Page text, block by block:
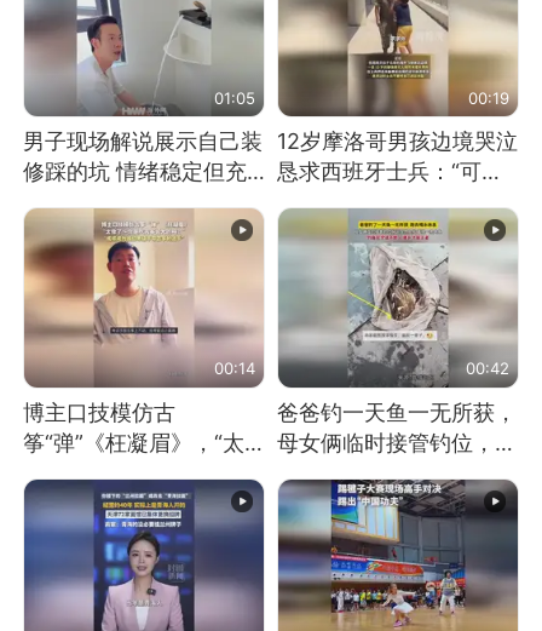
01:05
男子现场解说展示自己装
修踩的坑 情绪稳定但充
计 但每处都有瑕疵 网
友：一开始我没笑 但看
到洗手盆我没绷住
00:19
12岁摩洛哥男孩边境哭泣
恳求西班牙士兵：“可不
00:14
博主口技模仿古
筝“弹”《枉凝眉》，“太
吗？”“或将成为首位考级
不带古筝的选手。”（来
源：新华每日电讯）
00:42
爸爸钓一天鱼一无所获，
母女俩临时接管钓位，用